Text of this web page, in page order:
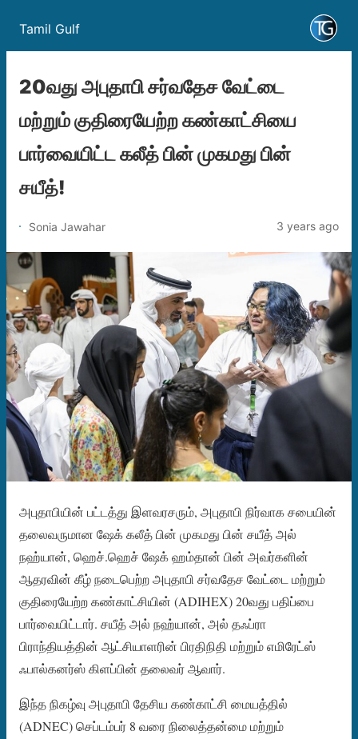
Tamil Gulf
20வது அபுதாபி சர்வதேச வேட்டை
மற்றும் குதிரையேற்ற கண்காட்சியை
பார்வையிட்ட கலீத் பின் முகமது பின்
சயீத்!
Sonia Jawahar 3 years ago
அபுதாபியின் பட்டத்து இளவரசரும், அபுதாபி நிர்வாக சபையின்
தலைவருமான ஷேக் கலீத் பின் முகமது பின் சயீத் அல்
நஹ்யான், ஹெச்.ஹெச் ஷேக் ஹம்தான் பின் அவர்களின்
ஆதரவின் கீழ் நடைபெற்ற அபுதாபி சர்வதேச வேட்டை மற்றும்
குதிரையேற்ற கண்காட்சியின் (ADIHEX) 20வது பதிப்பை
பார்வையிட்டார். சயீத் அல் நஹ்யான், அல் தஃப்ரா
பிராந்தியத்தின் ஆட்சியாளரின் பிரதிநிதி மற்றும் எமிரேட்ஸ்
ஃபால்கனர்ஸ் கிளப்பின் தலைவர் ஆவார்.
இந்த நிகழ்வு அபுதாபி தேசிய கண்காட்சி மையத்தில்
(ADNEC) செப்டம்பர் 8 வரை நிலைத்தன்மை மற்றும்